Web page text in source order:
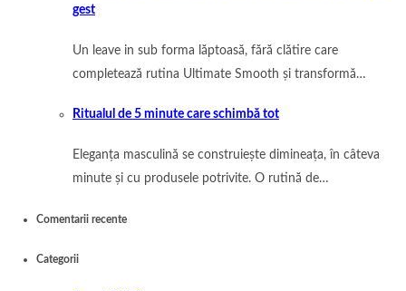
gest
Un leave in sub forma lăptoasă, fără clătire care
completează rutina Ultimate Smooth și transformă…
Ritualul de 5 minute care schimbă tot
Eleganța masculină se construiește dimineața, în câteva
minute și cu produsele potrivite. O rutină de…
Comentarii recente
Categorii